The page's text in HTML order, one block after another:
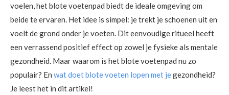
voelen, het blote voetenpad biedt de ideale omgeving om
beide te ervaren. Het idee is simpel: je trekt je schoenen uit en
voelt de grond onder je voeten. Dit eenvoudige ritueel heeft
een verrassend positief effect op zowel je fysieke als mentale
gezondheid. Maar waarom is het blote voetenpad nu zo
populair? En wat doet blote voeten lopen met jegezondheid?
Je leest het in dit artikel!